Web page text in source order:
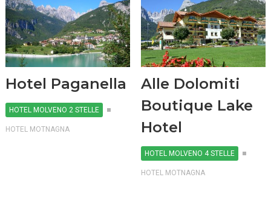
Hotel Paganella
HOTEL MOLVENO 2 STELLE
HOTEL MOTNAGNA
Alle Dolomiti
Boutique Lake
Hotel
HOTEL MOLVENO 4 STELLE
HOTEL MOTNAGNA